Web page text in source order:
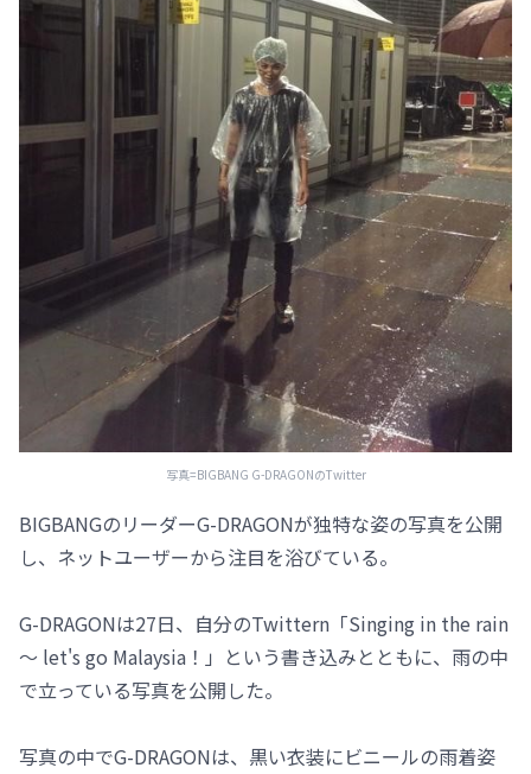
写真=BIGBANG G-DRAGONのTwitter
BIGBANGのリーダーG-DRAGONが独特な姿の写真を公開
し、ネットユーザーから注目を浴びている。
G-DRAGONは27日、自分のTwittern「Singing in the rain
～ let's go Malaysia！」という書き込みとともに、雨の中
で立っている写真を公開した。
写真の中でG-DRAGONは、黒い衣装にビニールの雨着姿